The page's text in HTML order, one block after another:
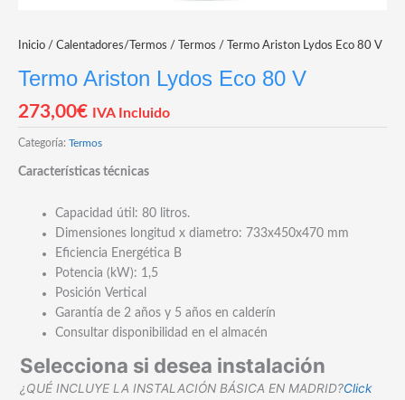
Inicio / Calentadores/Termos / Termos / Termo Ariston Lydos Eco 80 V
Termo Ariston Lydos Eco 80 V
273,00€ IVA Incluido
Categoría: Termos
Características técnicas
Capacidad útil: 80 litros.
Dimensiones longitud x diametro: 733x450x470 mm
Eficiencia Energética B
Potencia (kW): 1,5
Posición Vertical
Garantía de 2 años y 5 años en calderín
Consultar disponibilidad en el almacén
Selecciona si desea instalación
¿QUÉ INCLUYE LA INSTALACIÓN BÁSICA EN MADRID?Click